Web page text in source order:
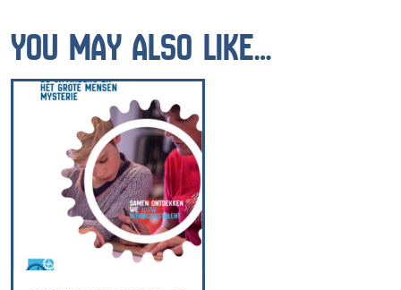
Uitvinders
YOU MAY ALSO LIKE…